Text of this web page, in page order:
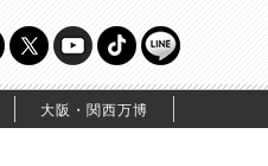
大阪・関西万博